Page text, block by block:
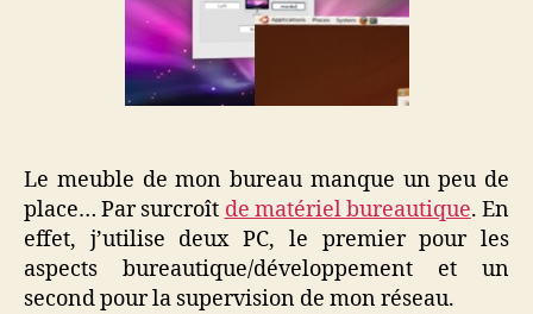
clavier
ordinateurs
Le meuble de mon bureau manque un peu de
place… Par surcroît de matériel bureautique. En
effet, j’utilise deux PC, le premier pour les
aspects bureautique/développement et un
second pour la supervision de mon réseau.